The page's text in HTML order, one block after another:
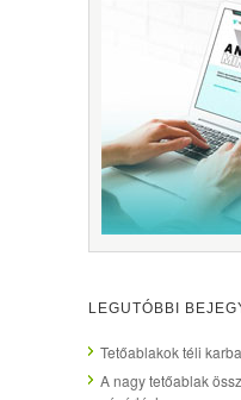
LEGUTÓBBI
Tetőablakok téli
A nagy tetőablak